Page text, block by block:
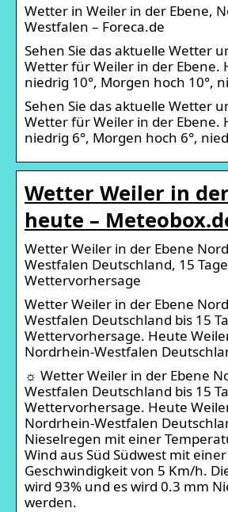
Wetter in Weiler in der Ebene,
Westfalen – Foreca.de
Sehen Sie das aktuelle Wetter
Wetter für Weiler in der Ebene.
niedrig 10°, Morgen hoch 10°,
Sehen Sie das aktuelle Wetter
Wetter für Weiler in der Ebene.
niedrig 6°, Morgen hoch 6°,
Wetter Weiler in
heute –
Wetter Weiler in der Ebene
Westfalen Deutschland, 15 Tage
Wettervorhersage
Wetter Weiler in der Ebene
Westfalen Deutschland bis 15
Wettervorhersage. Heute
Nordrhein-Westfalen
☼ Wetter Weiler in der Ebene
Westfalen Deutschland bis 15
Wettervorhersage. Heute
Nordrhein-Westfalen
Nieselregen mit einer
Wind aus Süd Südwest mit einer
Geschwindigkeit von 5 Km/h.
wird 93% und es wird 0.3 mm
werden.